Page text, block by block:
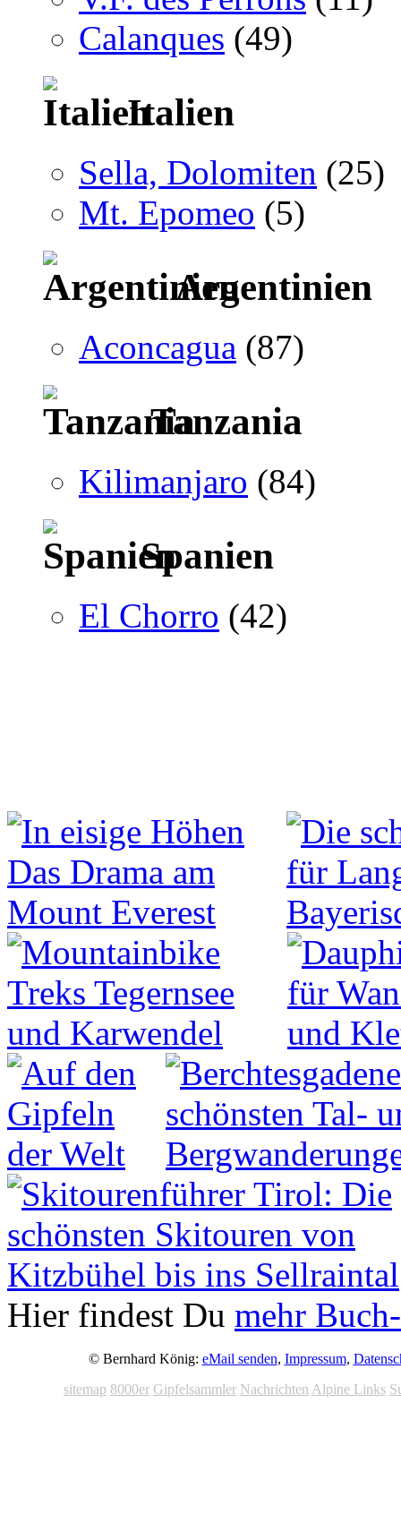
Calanques (49)
Italien
Sella, Dolomiten (25)
Mt. Epomeo (5)
Argentinien
Aconcagua (87)
Tanzania
Kilimanjaro (84)
Spanien
El Chorro (42)
Hier findest Du mehr
© Bernhard König: eMail senden, Impressum,
sitemap 8000er Gipfelsammler Nachrichten Alpine Links